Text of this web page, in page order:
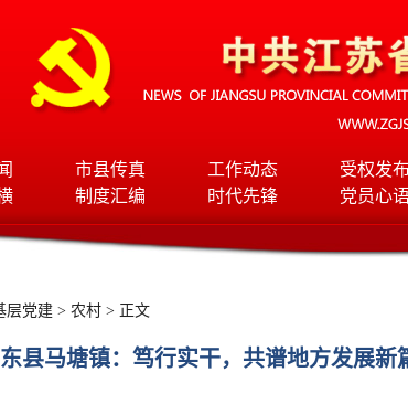
市县传真 工作动态 受权发布
制度汇编 时代先锋 党员心
层党建 > 农村 > 正文
县马塘镇：笃行实干，共谱地方发展新